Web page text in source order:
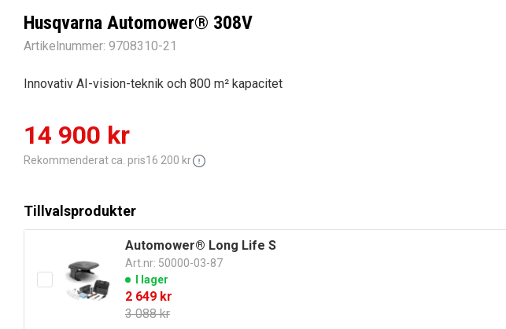
Husqvarna Automower® 308V
Artikelnummer: 9708310-21
Innovativ AI-vision-teknik och 800 m² kapacitet
Det
ursprungliga
priset
var:
16
200 kr.
14 900 kr
Det
nuvarande
priset
är:
14
900 kr.
Rekommenderat ca. pris16 200 kr
Tillvalsprodukter
Automower® Long Life S
Art.nr: 50000-03-87
I lager
3 088kr
Det
ursprungliga
2 649 kr
Det
nuvarande